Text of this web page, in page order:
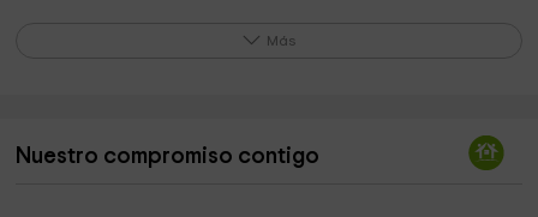
Ermita del Cristo 4,8 km
Más
Nuestro compromiso contigo